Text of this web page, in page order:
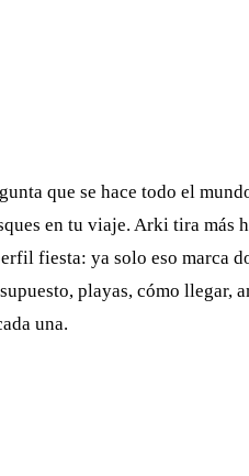
que se hace todo el
en tu viaje. Arki tira más
fiesta: ya solo eso marca
playas, cómo llegar,
una.